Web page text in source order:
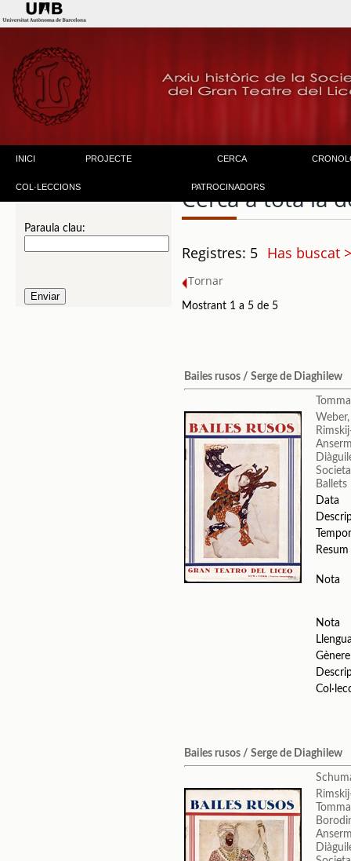
INICI PROJECTE CERCA
COL·LECCIONS PATROCINADORS
Paraula clau:
Cerca a tota la
Registres: 5 Has buscat
Tornar
Mostrant 1 a 5 de 5
Bailes rusos / Serge de Diaghilew
Ballets
Data
Resum
Nota
Nota
Gènere
Bailes rusos / Serge de Diaghilew